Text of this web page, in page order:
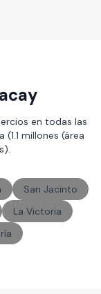
en todas las
millones (área
San Jacinto
La Victoria